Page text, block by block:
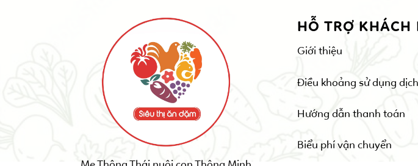
HỖ TRỢ KHÁCH
Giới thiệu
Điều khoảng sử dụng
Hướng dẫn thanh toán
Biểu phí vận chuyển